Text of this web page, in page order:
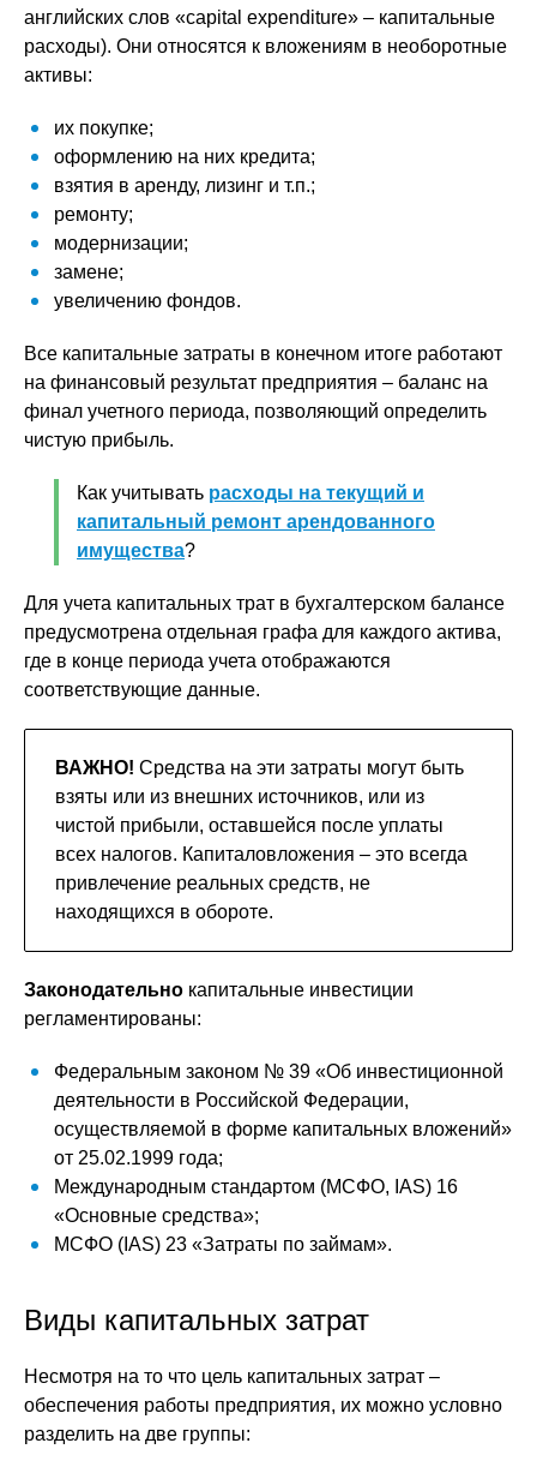
английских слов «capital expenditure» – капитальные
расходы). Они относятся к вложениям в необоротные
активы:
их покупке;
оформлению на них кредита;
взятия в аренду, лизинг и т.п.;
ремонту;
модернизации;
замене;
увеличению фондов.
Все капитальные затраты в конечном итоге работают
на финансовый результат предприятия – баланс на
финал учетного периода, позволяющий определить
чистую прибыль.
Как учитывать расходы на текущий и
капитальный ремонт арендованного
имущества?
Для учета капитальных трат в бухгалтерском балансе
предусмотрена отдельная графа для каждого актива,
где в конце периода учета отображаются
соответствующие данные.
ВАЖНО! Средства на эти затраты могут быть
взяты или из внешних источников, или из
чистой прибыли, оставшейся после уплаты
всех налогов. Капиталовложения – это всегда
привлечение реальных средств, не
находящихся в обороте.
Законодательно капитальные инвестиции
регламентированы:
Федеральным законом № 39 «Об инвестиционной
деятельности в Российской Федерации,
осуществляемой в форме капитальных вложений»
от 25.02.1999 года;
Международным стандартом (МСФО, IAS) 16
«Основные средства»;
МСФО (IAS) 23 «Затраты по займам».
Виды капитальных затрат
Несмотря на то что цель капитальных затрат –
обеспечения работы предприятия, их можно условно
разделить на две группы: